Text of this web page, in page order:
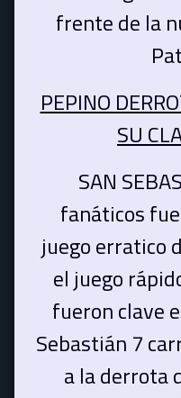
frente de la
PEPINO
SU
SAN
fanáticos
juego erratico
el juego
fueron clave
Sebastián 7
a la derrota